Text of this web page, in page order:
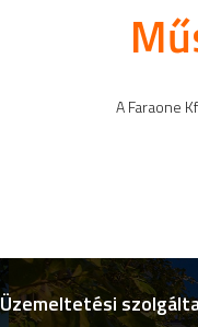
A Faraone
Üzemeltetési